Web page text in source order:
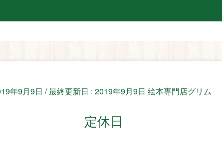
年9月9日 / 最終更新日 :2019年9月9日 絵本専門店グリム
定休日